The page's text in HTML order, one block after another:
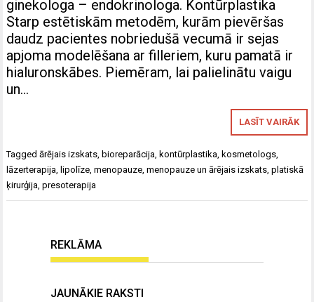
ginekologa – endokrinologa. Kontūrplastika
Starp estētiskām metodēm, kurām pievēršas
daudz pacientes nobriedušā vecumā ir sejas
apjoma modelēšana ar filleriem, kuru pamatā ir
hialuronskābes. Piemēram, lai palielinātu vaigu
un…
LASĪT VAIRĀK
Taggedārējais izskats ,bioreparācija ,kontūrplastika ,kosmetologs
lāzerterapija ,lipolīze ,menopauze ,menopauze un ārējais izskats ,platiskā
ķirurģija ,presoterapija
REKLĀMA
JAUNĀKIE RAKSTI